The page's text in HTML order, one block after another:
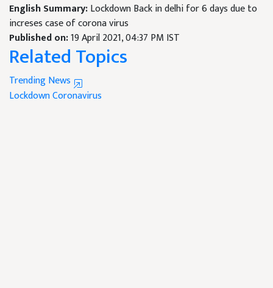
English Summary:Lockdown Back in delhi for 6 days due to
increses case of corona virus
Published on:19 April 2021, 04:37 PM IST
Related Topics
Trending News
LockdownCoronavirus